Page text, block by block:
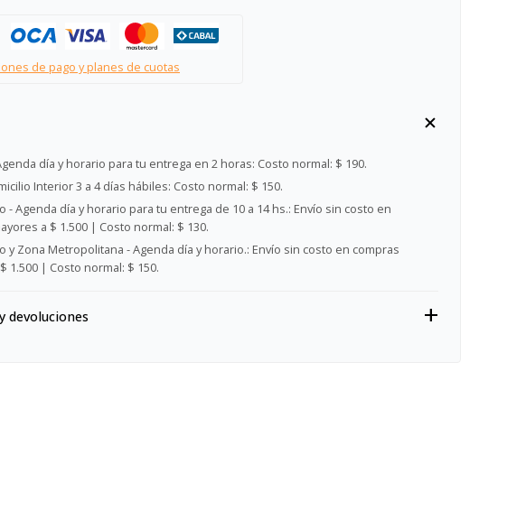
de pago y planes de cuotas
día y horario para tu entrega en 2 horas: Costo normal: $ 190.
Interior 3 a 4 días hábiles: Costo normal: $ 150.
- Agenda día y horario para tu entrega de 10 a 14 hs.: Envío sin costo en
a $ 1.500 | Costo normal: $ 130.
y Zona Metropolitana - Agenda día y horario.: Envío sin costo en compras
1.500 | Costo normal: $ 150.
devoluciones